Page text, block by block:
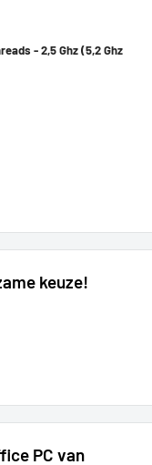
- 2,5 Ghz (5,2 Ghz
keuze!
PC van